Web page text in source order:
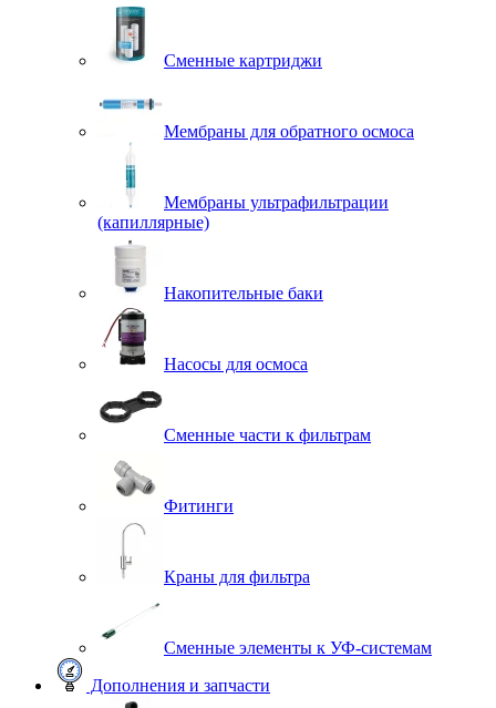
Сменные картриджи
Мембраны для обратного осмоса
Мембраны ультрафильтрации
(капиллярные)
Накопительные баки
Насосы для осмоса
Сменные части к фильтрам
Фитинги
Краны для фильтра
Сменные элементы к УФ-системам
Дополнения и запчасти